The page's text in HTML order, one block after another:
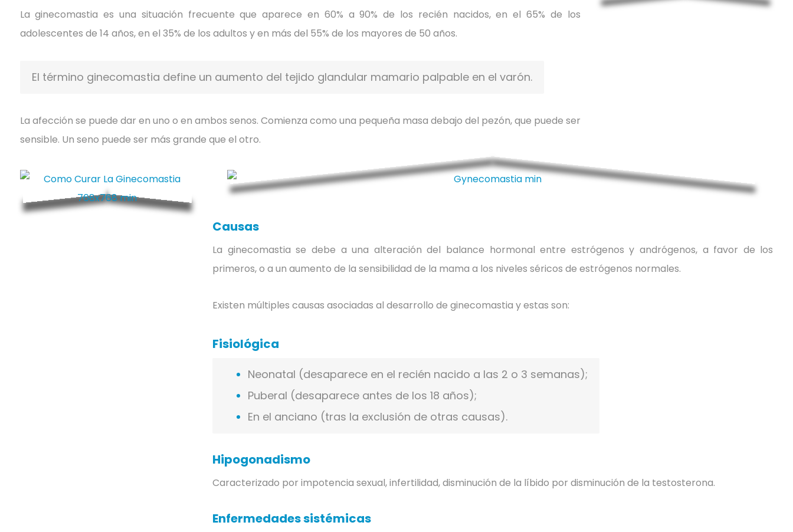
La ginecomastia es una situación frecuente que aparece en 60% a 90% de los recién nacidos, en el 65% de los
adolescentes de 14 años, en el 35% de los adultos y en más del 55% de los mayores de 50 años.
El término ginecomastia define un aumento del tejido glandular mamario palpable en el varón.
La afección se puede dar en uno o en ambos senos. Comienza como una pequeña masa debajo del pezón, que puede ser
sensible. Un seno puede ser más grande que el otro.
Causas
La ginecomastia se debe a una alteración del balance hormonal entre estrógenos y andrógenos, a favor de los
primeros, o a un aumento de la sensibilidad de la mama a los niveles séricos de estrógenos normales.
Existen múltiples causas asociadas al desarrollo de ginecomastia y estas son:
Fisiológica
Neonatal (desaparece en el recién nacido a las 2 o 3 semanas);
Puberal (desaparece antes de los 18 años);
En el anciano (tras la exclusión de otras causas).
Hipogonadismo
Caracterizado por impotencia sexual, infertilidad, disminución de la líbido por disminución de la testosterona.
Enfermedades sistémicas